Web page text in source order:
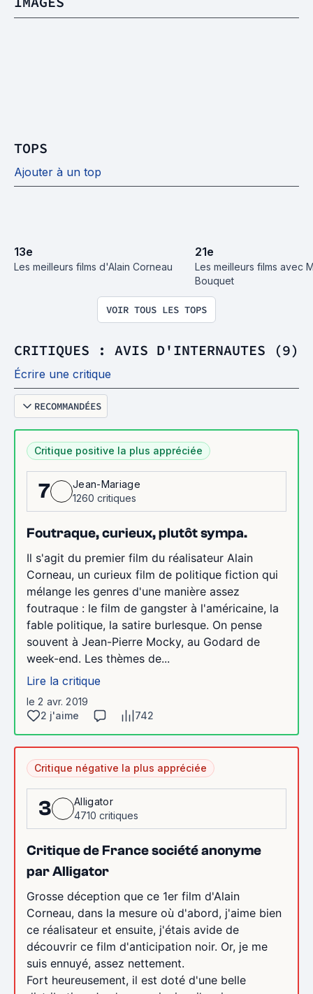
TOPS
Ajouter à un top
13e
Les meilleurs films d'Alain Corneau
21e
Les meilleurs films avec
Bouquet
VOIR TOUS LES TOPS
CRITIQUES : AVIS D'INTERNAUTES (9)
Écrire une critique
RECOMMANDÉES
Critique positive la plus appréciée
7
Jean-Mariage
1260 critiques
Foutraque, curieux, plutôt sympa.
Il s'agit du premier film du réalisateur Alain
Corneau, un curieux film de politique fiction qui
mélange les genres d'une manière assez
foutraque : le film de gangster à l'américaine, la
fable politique, la satire burlesque. On pense
souvent à Jean-Pierre Mocky, au Godard de
week-end. Les thèmes de...
Lire la critique
le 2 avr. 2019
2 j'aime
742
Critique négative la plus appréciée
3
Alligator
4710 critiques
Critique de France société anonyme
par Alligator
Grosse déception que ce 1er film d'Alain
Corneau, dans la mesure où d'abord, j'aime bien
ce réalisateur et ensuite, j'étais avide de
découvrir ce film d'anticipation noir. Or, je me
suis ennuyé, assez nettement.
Fort heureusement, il est doté d'une belle